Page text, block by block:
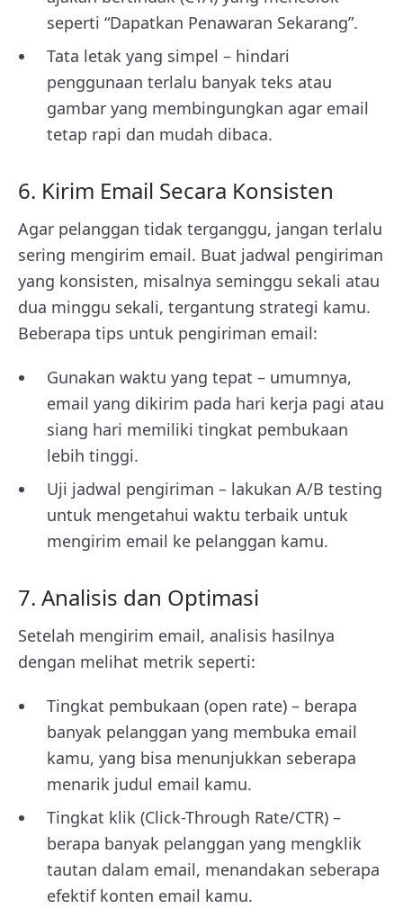
seperti “Dapatkan Penawaran Sekarang”.
Tata letak yang simpel – hindari
penggunaan terlalu banyak teks atau
gambar yang membingungkan agar email
tetap rapi dan mudah dibaca.
6. Kirim Email Secara Konsisten
Agar pelanggan tidak terganggu, jangan terlalu
sering mengirim email. Buat jadwal pengiriman
yang konsisten, misalnya seminggu sekali atau
dua minggu sekali, tergantung strategi kamu.
Beberapa tips untuk pengiriman email:
Gunakan waktu yang tepat – umumnya,
email yang dikirim pada hari kerja pagi atau
siang hari memiliki tingkat pembukaan
lebih tinggi.
Uji jadwal pengiriman – lakukan A/B testing
untuk mengetahui waktu terbaik untuk
mengirim email ke pelanggan kamu.
7. Analisis dan Optimasi
Setelah mengirim email, analisis hasilnya
dengan melihat metrik seperti:
Tingkat pembukaan (open rate) – berapa
banyak pelanggan yang membuka email
kamu, yang bisa menunjukkan seberapa
menarik judul email kamu.
Tingkat klik (Click-Through Rate/CTR) –
berapa banyak pelanggan yang mengklik
tautan dalam email, menandakan seberapa
efektif konten email kamu.